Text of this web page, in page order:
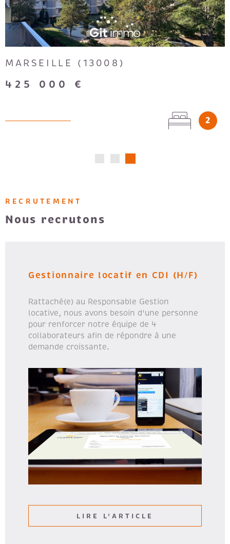
MARSEILLE (13008)
425 000 €
2
RECRUTEMENT
Nous recrutons
Gestionnaire locatif en CDI (H/F)
Rattaché(e) au Responsable Gestion
locative, nous avons besoin d'une personne
pour renforcer notre équipe de 4
collaborateurs afin de répondre à une
demande croissante.
LIRE L'ARTICLE